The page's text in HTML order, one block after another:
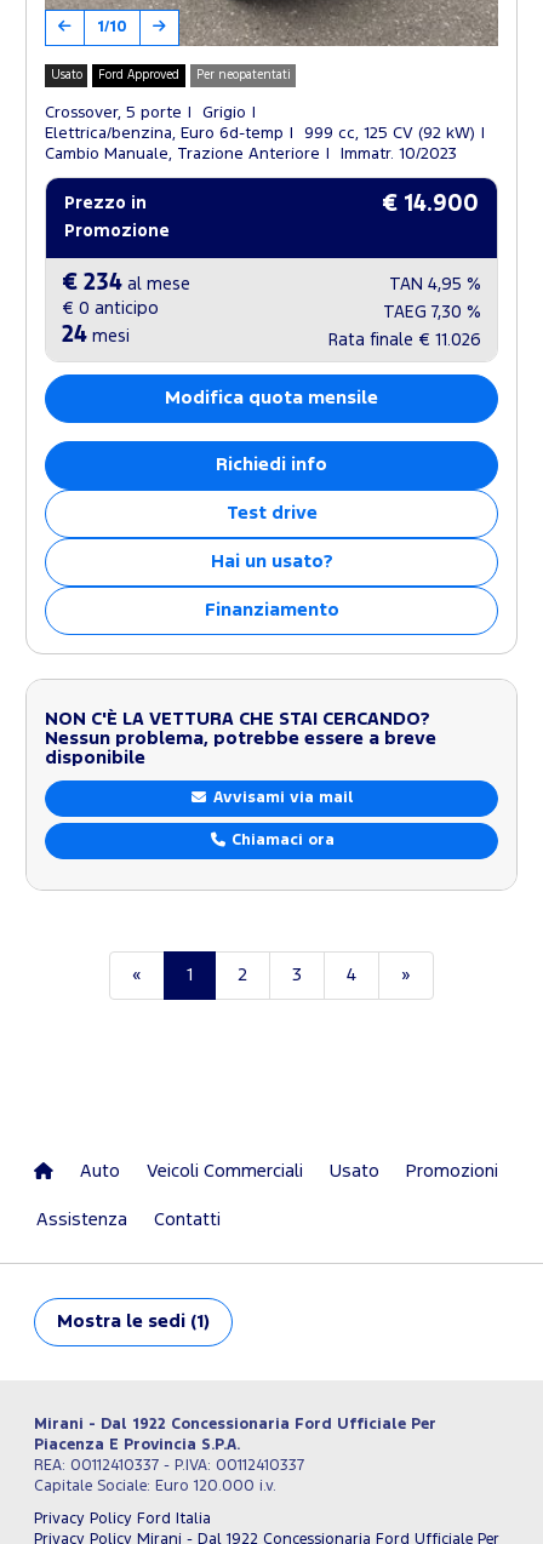
1/10
Usato Ford Approved Per neopatentati
Crossover, 5 porte
Grigio
Elettrica/benzina, Euro 6d-temp
999 cc, 125 CV (92 kW)
Cambio Manuale, Trazione Anteriore
Immatr. 10/2023
Prezzo in
Promozione
€ 14.900
€ 234 al mese
€ 0 anticipo
24 mesi
TAN 4,95 %
TAEG 7,30 %
Rata finale € 11.026
Modifica quota mensile
Richiedi info
Test drive
Hai un usato?
Finanziamento
NON C'È LA VETTURA CHE STAI CERCANDO?
Nessun problema, potrebbe essere a breve
disponibile
Avvisami via mail
Chiamaci ora
« 1 2 3 4 »
Auto Veicoli Commerciali Usato Promozioni
Assistenza Contatti
Mostra le sedi (1)
Mirani - Dal 1922 Concessionaria Ford Ufficiale Per
Piacenza E Provincia S.P.A.
REA: 00112410337 - P.IVA: 00112410337
Capitale Sociale: Euro 120.000 i.v.
Privacy Policy Ford Italia
Privacy Policy Mirani - Dal 1922 Concessionaria Ford Ufficiale Per